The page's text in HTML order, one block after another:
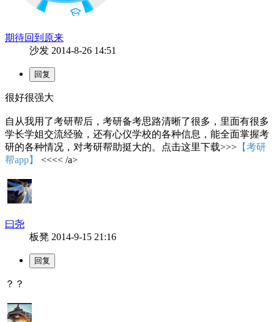
期待回到原来
沙发 2014-8-26 14:51
很好很强大
自从我用了考研帮后，考研备考思路清晰了很多，里面有很多
学长学姐交流经验，还有心仪学校的各种信息，能全面掌握考
研的各种情况，对考研帮助挺大的。点击这里下载>>> 【考研
帮app】
<<<< /a>
曰尧
板凳 2014-9-15 21:16
？？